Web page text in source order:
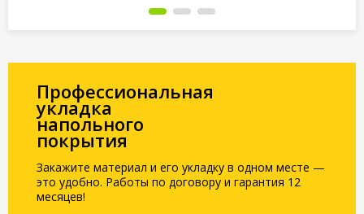
Профессиональная
укладка
напольного
покрытия
Закажите материал и его укладку в одном месте —
это удобно. Работы по договору и гарантия 12
месяцев!